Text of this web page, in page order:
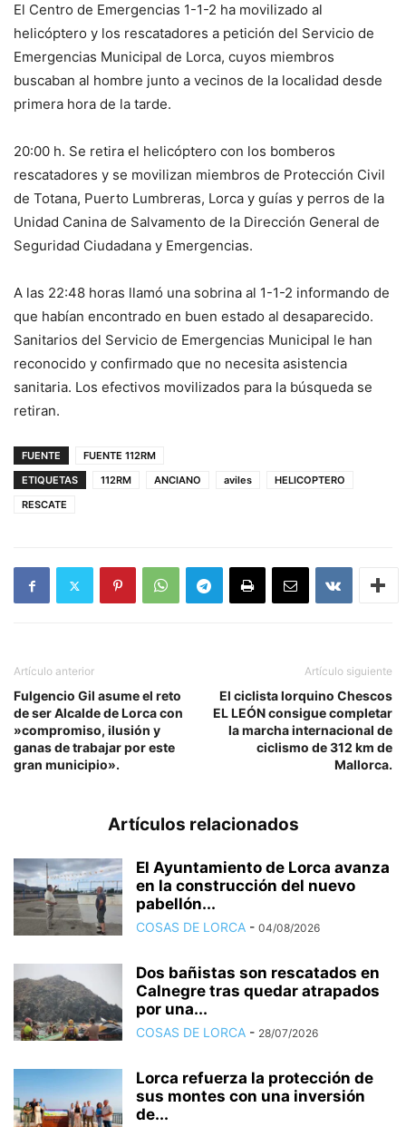
El Centro de Emergencias 1-1-2 ha movilizado al
helicóptero y los rescatadores a petición del Servicio de
Emergencias Municipal de Lorca, cuyos miembros
buscaban al hombre junto a vecinos de la localidad desde
primera hora de la tarde.
20:00 h. Se retira el helicóptero con los bomberos
rescatadores y se movilizan miembros de Protección Civil
de Totana, Puerto Lumbreras, Lorca y guías y perros de la
Unidad Canina de Salvamento de la Dirección General de
Seguridad Ciudadana y Emergencias.
A las 22:48 horas llamó una sobrina al 1-1-2 informando de
que habían encontrado en buen estado al desaparecido.
Sanitarios del Servicio de Emergencias Municipal le han
reconocido y confirmado que no necesita asistencia
sanitaria. Los efectivos movilizados para la búsqueda se
retiran.
FUENTE
FUENTE 112RM
ETIQUETAS
112RM ANCIANO aviles
HELICOPTERO
RESCATE
Artículo anterior
Fulgencio Gil asume el reto
de ser Alcalde de Lorca con
»compromiso, ilusión y
ganas de trabajar por este
gran municipio».
Artículo siguiente
El ciclista lorquino Chescos
EL LEÓN consigue completar
la marcha internacional de
ciclismo de 312 km de
Mallorca.
Artículos relacionados
El Ayuntamiento de Lorca avanza
en la construcción del nuevo
pabellón...
COSAS DE LORCA - 04/08/2026
Dos bañistas son rescatados en
Calnegre tras quedar atrapados
por una...
COSAS DE LORCA - 28/07/2026
Lorca refuerza la protección de
sus montes con una inversión
de...